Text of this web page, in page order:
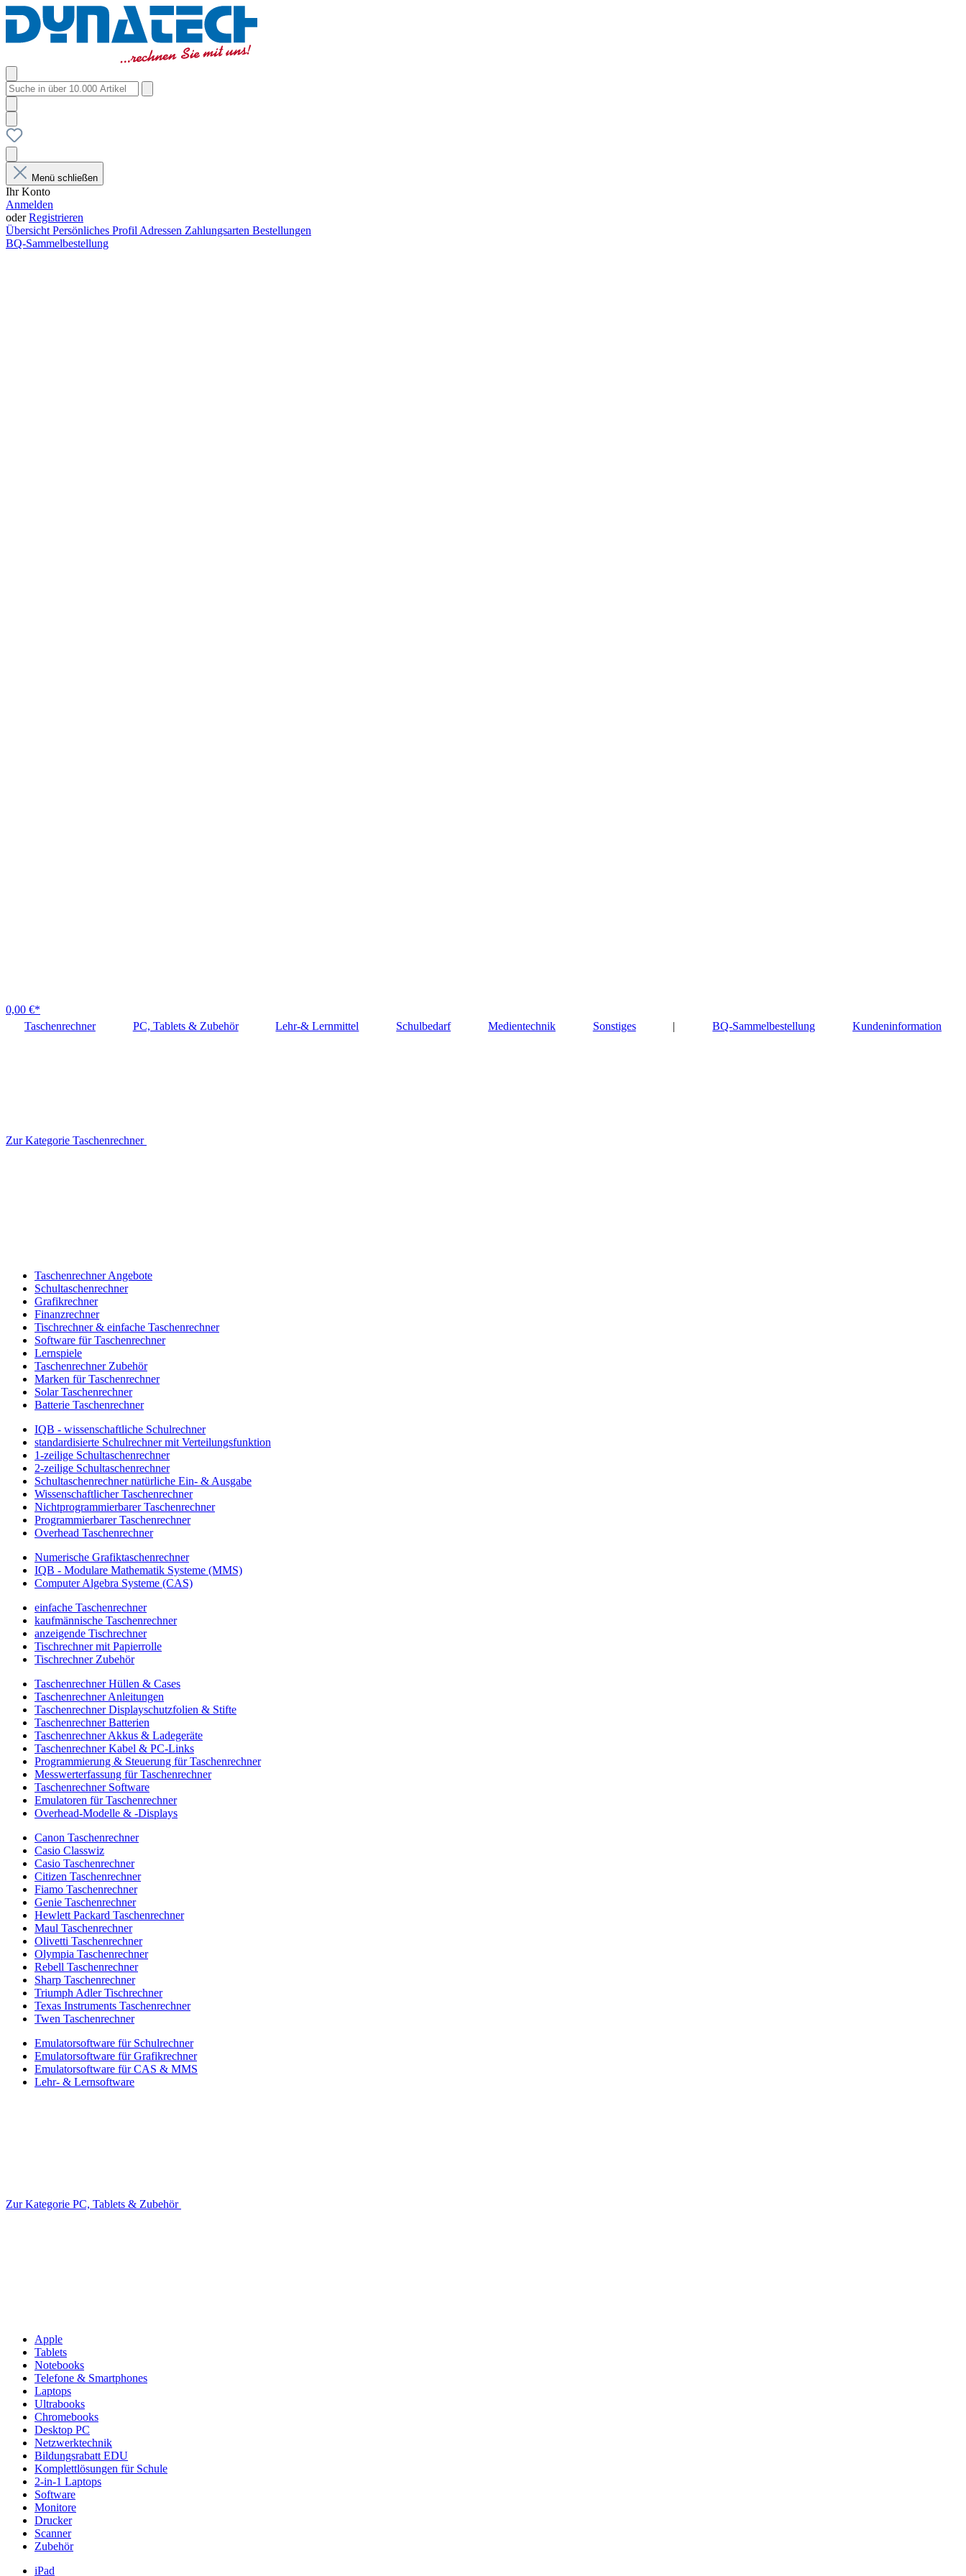
Menü schließen
Ihr Konto
Anmelden
oderRegistrieren
Übersicht Persönliches Profil Adressen Zahlungsarten Bestellungen
BQ-Sammelbestellung
0,00 €*
Taschenrechner
PC, Tablets & Zubehör Lehr-& Lernmittel Schulbedarf Medientechnik Sonstiges | BQ-Sammelbestellung Kundeninformation
Zur Kategorie Taschenrechner
Taschenrechner Angebote
Schultaschenrechner
Grafikrechner
Finanzrechner
Tischrechner & einfache Taschenrechner
Software für Taschenrechner
Lernspiele
Taschenrechner Zubehör
Marken für Taschenrechner
Solar Taschenrechner
Batterie Taschenrechner
IQB - wissenschaftliche Schulrechner
standardisierte Schulrechner mit Verteilungsfunktion
1-zeilige Schultaschenrechner
2-zeilige Schultaschenrechner
Schultaschenrechner natürliche Ein- & Ausgabe
Wissenschaftlicher Taschenrechner
Nichtprogrammierbarer Taschenrechner
Programmierbarer Taschenrechner
Overhead Taschenrechner
Numerische Grafiktaschenrechner
IQB - Modulare Mathematik Systeme (MMS)
Computer Algebra Systeme (CAS)
einfache Taschenrechner
kaufmännische Taschenrechner
anzeigende Tischrechner
Tischrechner mit Papierrolle
Tischrechner Zubehör
Taschenrechner Hüllen & Cases
Taschenrechner Anleitungen
Taschenrechner Displayschutzfolien & Stifte
Taschenrechner Batterien
Taschenrechner Akkus & Ladegeräte
Taschenrechner Kabel & PC-Links
Programmierung & Steuerung für Taschenrechner
Messwerterfassung für Taschenrechner
Taschenrechner Software
Emulatoren für Taschenrechner
Overhead-Modelle & -Displays
Canon Taschenrechner
Casio Classwiz
Casio Taschenrechner
Citizen Taschenrechner
Fiamo Taschenrechner
Genie Taschenrechner
Hewlett Packard Taschenrechner
Maul Taschenrechner
Olivetti Taschenrechner
Olympia Taschenrechner
Rebell Taschenrechner
Sharp Taschenrechner
Triumph Adler Tischrechner
Texas Instruments Taschenrechner
Twen Taschenrechner
Emulatorsoftware für Schulrechner
Emulatorsoftware für Grafikrechner
Emulatorsoftware für CAS & MMS
Lehr- & Lernsoftware
Zur Kategorie PC, Tablets & Zubehör
Apple
Tablets
Notebooks
Telefone & Smartphones
Laptops
Ultrabooks
Chromebooks
Desktop PC
Netzwerktechnik
Bildungsrabatt EDU
Komplettlösungen für Schule
2-in-1 Laptops
Software
Monitore
Drucker
Scanner
Zubehör
iPad